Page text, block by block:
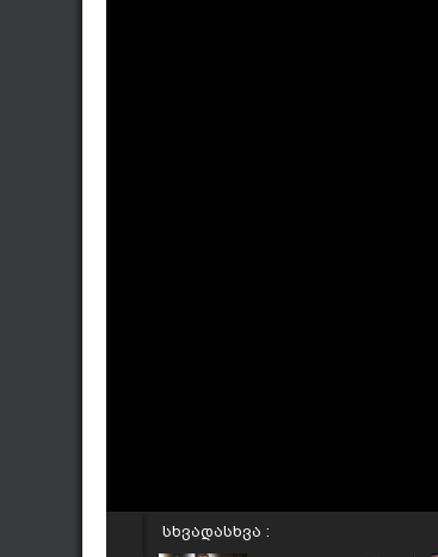
სხვადასხვა :